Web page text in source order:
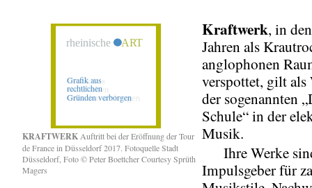
KRAFTWERK Auftritt bei der Eröffnung der Tour
de France in Düsseldorf 2017. Fotoquelle Stadt
Düsseldorf, Foto © Peter Boettcher Courtesy Sprüth
Magers
Kraftwerk, in
Jahren als
anglophonen
verspottet, gilt als
der sogenannten
Schule“ in der
Musik.
Ihre Werke
Impulsgeber für